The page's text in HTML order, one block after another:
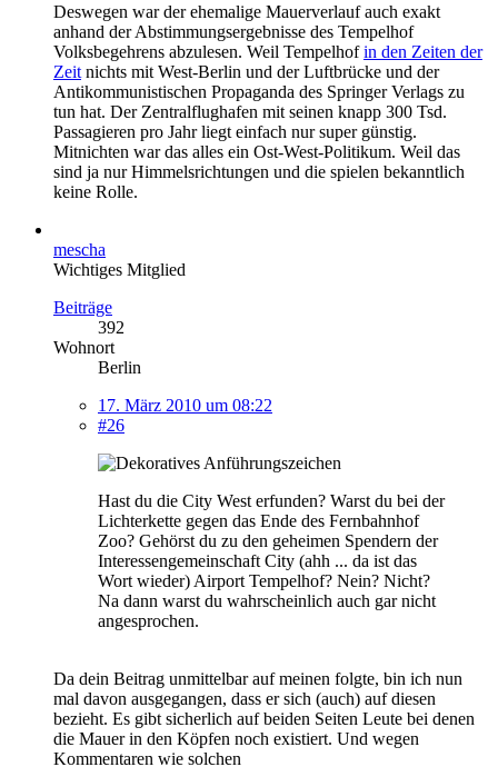
Deswegen war der ehemalige Mauerverlauf auch exakt
anhand der Abstimmungsergebnisse des Tempelhof
Volksbegehrens abzulesen. Weil Tempelhofin den Zeiten der
Zeit nichts mit West-Berlin und der Luftbrücke und der
Antikommunistischen Propaganda des Springer Verlags zu
tun hat. Der Zentralflughafen mit seinen knapp 300 Tsd.
Passagieren pro Jahr liegt einfach nur super günstig.
Mitnichten war das alles ein Ost-West-Politikum. Weil das
sind ja nur Himmelsrichtungen und die spielen bekanntlich
keine Rolle.
mescha
Wichtiges Mitglied
Beiträge
392
Wohnort
Berlin
17. März 2010 um 08:22
#26
Hast du die City West erfunden? Warst du bei der
Lichterkette gegen das Ende des Fernbahnhof
Zoo? Gehörst du zu den geheimen Spendern der
Interessengemeinschaft City (ahh ... da ist das
Wort wieder) Airport Tempelhof? Nein? Nicht?
Na dann warst du wahrscheinlich auch gar nicht
angesprochen.
Da dein Beitrag unmittelbar auf meinen folgte, bin ich nun
mal davon ausgegangen, dass er sich (auch) auf diesen
bezieht. Es gibt sicherlich auf beiden Seiten Leute bei denen
die Mauer in den Köpfen noch existiert. Und wegen
Kommentaren wie solchen